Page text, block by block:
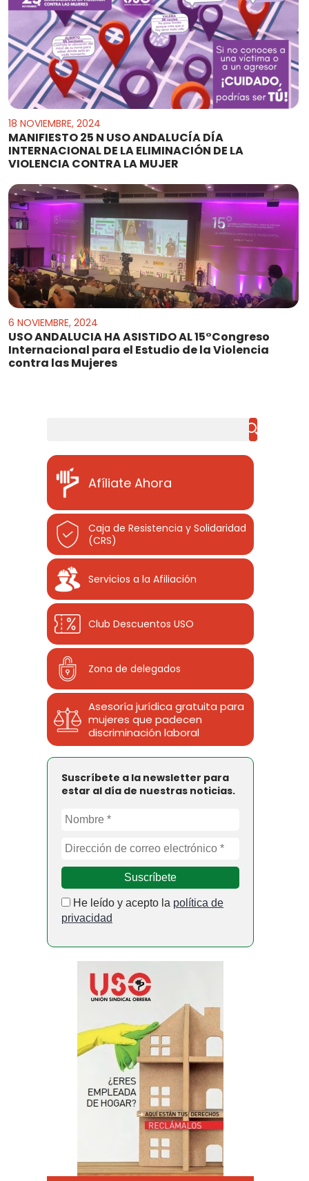
18 NOVIEMBRE, 2024
MANIFIESTO 25 N USO ANDALUCÍA DÍA
INTERNACIONAL DE LA ELIMINACIÓN DE LA
VIOLENCIA CONTRA LA MUJER
6 NOVIEMBRE, 2024
USO ANDALUCIA HA ASISTIDO AL 15°Congreso
Internacional para el Estudio de la Violencia
contra las Mujeres
Afíliate Ahora
Caja de Resistencia y Solidaridad
(CRS)
Servicios a la Afiliación
Club Descuentos USO
Zona de delegados
Asesoría jurídica gratuita para
mujeres que padecen
discriminación laboral
Suscríbete a la newsletter para
estar al día de nuestras noticias.
He leído y acepto la política de
privacidad